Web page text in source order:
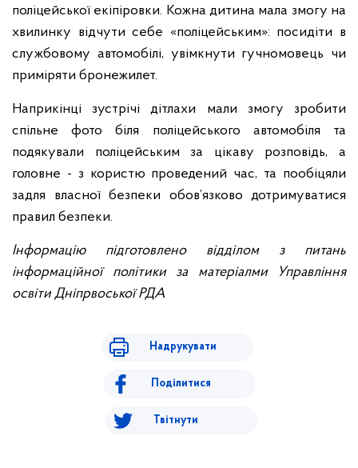
поліцейської екіпіровки. Кожна дитина мала змогу на
хвилинку відчути себе «поліцейським»: посидіти в
службовому автомобілі, увімкнути гучномовець чи
приміряти бронежилет.
Наприкінці зустрічі дітлахи мали змогу зробити
спільне фото біля поліцейського автомобіля та
подякували поліцейським за цікаву розповідь, а
головне - з користю проведений час, та пообіцяли
задля власної безпеки обов’язково дотримуватися
правил безпеки.
Інформацію підготовлено відділом з питань
інформаційної політики за матеріалми Управління
освіти Дніпрвоської РДА
Надрукувати
Поділитися
Твітнути